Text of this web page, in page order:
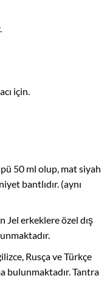
için.
50 ml olup, mat siyah
bantlıdır. (aynı
Jel erkeklere özel dış
Rusça ve Türkçe
bulunmaktadır. Tantra